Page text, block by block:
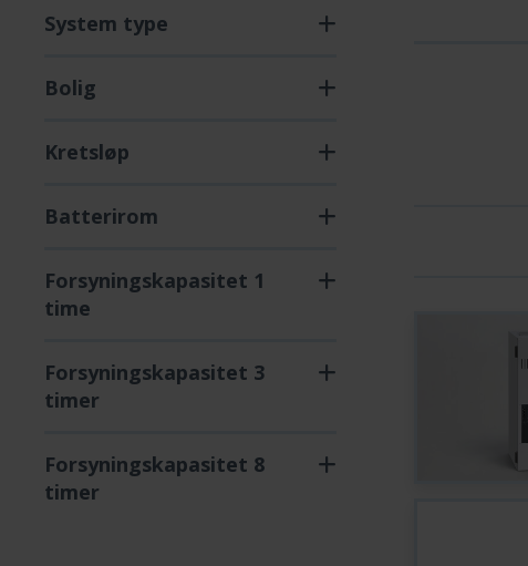
System type
Bolig
Kretsløp
Batterirom
Forsyningskapasitet 1
time
Forsyningskapasitet 3
timer
Forsyningskapasitet 8
timer